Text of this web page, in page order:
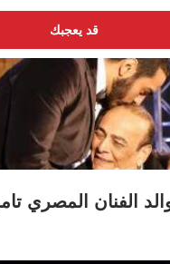
قد يعجبك
الفنان المصري